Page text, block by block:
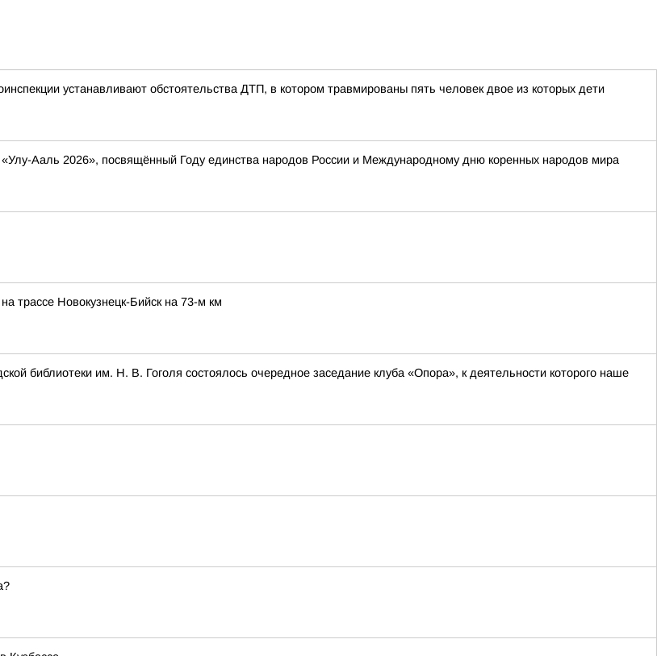
устанавливают обстоятельства ДТП, в котором травмированы пять человек двое из которых дети
Ааль 2026», посвящённый Году единства народов России и Международному дню коренных народов мира
трассе Новокузнецк-Бийск на 73-м км
библиотеки им. Н. В. Гоголя состоялось очередное заседание клуба «Опора», к деятельности которого наше